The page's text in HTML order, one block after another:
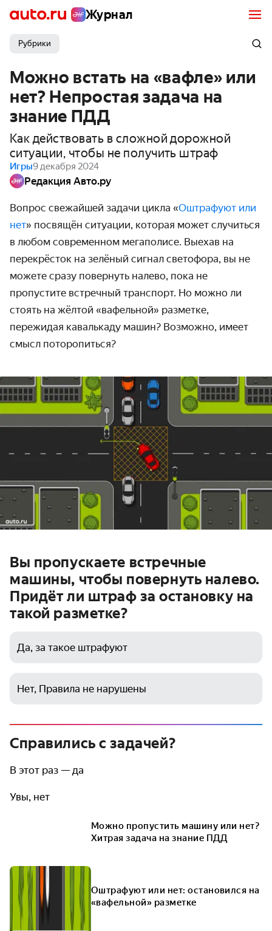
Журнал
Рубрики
Можно встать на «вафле» или
нет? Непростая задача на
знание ПДД
Как действовать в сложной дорожной
ситуации, чтобы не получить штраф
Игры9 декабря 2024
Редакция Авто.ру
Вопрос свежайшей задачи цикла «Оштрафуют или
нет» посвящён ситуации, которая может случиться
в любом современном мегаполисе. Выехав на
перекрёсток на зелёный сигнал светофора, вы не
можете сразу повернуть налево, пока не
пропустите встречный транспорт. Но можно ли
стоять на жёлтой «вафельной» разметке,
пережидая кавалькаду машин? Возможно, имеет
смысл поторопиться?
Вы пропускаете встречные
машины, чтобы повернуть налево.
Придёт ли штраф за остановку на
такой разметке?
Да, за такое штрафуют
Нет, Правила не нарушены
Справились с задачей?
В этот раз — да
Увы, нет
Можно пропустить машину или нет?
Хитрая задача на знание ПДД
Оштрафуют или нет: остановился на
«вафельной» разметке